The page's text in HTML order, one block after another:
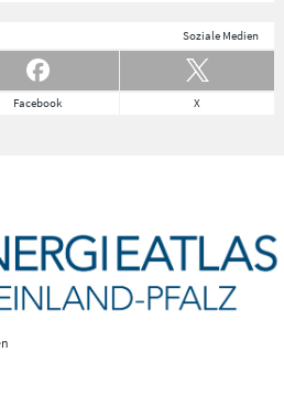
Soziale Medien
Facebook X